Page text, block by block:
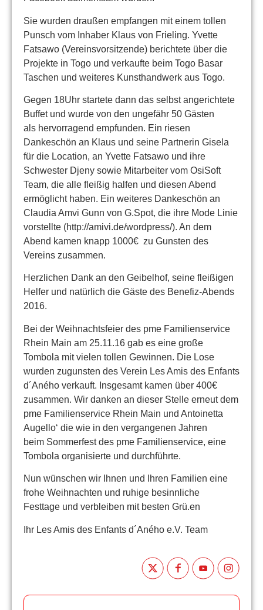
Sie wurden draußen empfangen mit einem tollen
Punsch vom Inhaber Klaus von Frieling. Yvette
Fatsawo (Vereinsvorsitzende) berichtete über die
Projekte in Togo und verkaufte beim Togo Basar
Taschen und weiteres Kunsthandwerk aus Togo.
Gegen 18Uhr startete dann das selbst angerichtete
Buffet und wurde von den ungefähr 50 Gästen
als hervorragend empfunden. Ein riesen
Dankeschön an Klaus und seine Partnerin Gisela
für die Location, an Yvette Fatsawo und ihre
Schwester Djeny sowie Mitarbeiter vom OsiSoft
Team, die alle fleißig halfen und diesen Abend
ermöglicht haben. Ein weiteres Dankeschön an
Claudia Amvi Gunn von G.Spot, die ihre Mode Linie
vorstellte (http://amivi.de/wordpress/). An dem
Abend kamen knapp 1000€ zu Gunsten des
Vereins zusammen.
Herzlichen Dank an den Geibelhof, seine fleißigen
Helfer und natürlich die Gäste des Benefiz-Abends
2016.
Bei der Weihnachtsfeier des pme Familienservice
Rhein Main am 25.11.16 gab es eine große
Tombola mit vielen tollen Gewinnen. Die Lose
wurden zugunsten des Verein Les Amis des Enfants
d´Aného verkauft. Insgesamt kamen über 400€
zusammen. Wir danken an dieser Stelle erneut dem
pme Familienservice Rhein Main und Antoinetta
Augello‘ die wie in den vergangenen Jahren
beim Sommerfest des pme Familienservice, eine
Tombola organisierte und durchführte.
Nun wünschen wir Ihnen und Ihren Familien eine
frohe Weihnachten und ruhige besinnliche
Festtage und verbleiben mit besten Grü.en
Ihr Les Amis des Enfants d´Aného e.V. Team